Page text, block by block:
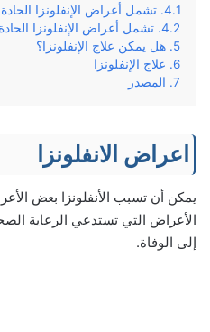
تشمل أعراض الإنفلونزا
تشمل أعراض الإنفلونزا الحادة
هل يمكن علاج الإنفلونزا؟
علاج الإنفلونزا
المصدر
اعراض الانفلونزا
يمكن أن تسبب الأنفلونزا بعض
الأعراض التي تستدعي الرعاية
إلى الوفاة.